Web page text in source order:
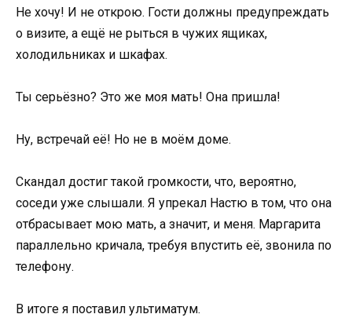
Не хочу! И не открою. Гости должны предупреждать
о визите, а ещё не рыться в чужих ящиках,
холодильниках и шкафах.
Ты серьёзно? Это же моя мать! Она пришла!
Ну, встречай её! Но не в моём доме.
Скандал достиг такой громкости, что, вероятно,
соседи уже слышали. Я упрекал Настю в том, что она
отбрасывает мою мать, а значит, и меня. Маргарита
параллельно кричала, требуя впустить её, звонила по
телефону.
В итоге я поставил ультиматум.